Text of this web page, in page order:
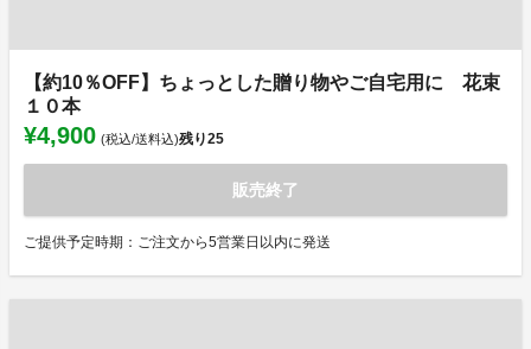
【約10％OFF】ちょっとした贈り物やご自宅用に 花束
１０本
¥4,900 (税込/送料込)残り25
販売終了
ご提供予定時期：ご注文から5営業日以内に発送